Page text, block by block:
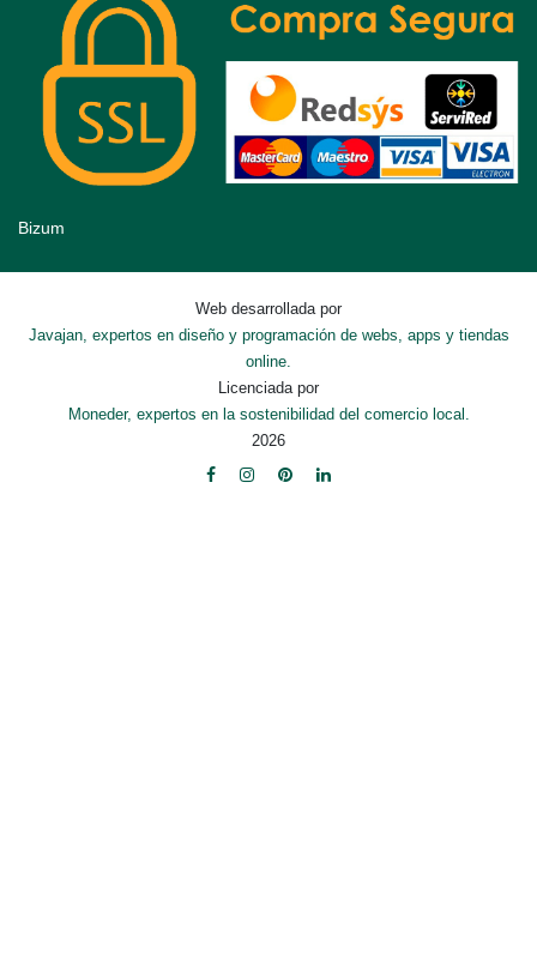
Bizum
Web desarrollada por
Javajan, expertos en diseño y programación de webs, apps y tiendas
online.
Licenciada por
Moneder, expertos en la sostenibilidad del comercio local.
2026